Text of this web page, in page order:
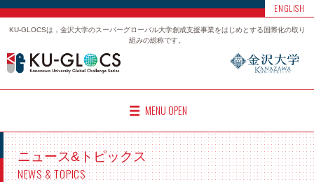
ENGLISH
KU-GLOCSは，金沢大学のスーパーグローバル大学創成支援事業をはじめとする国際化の取り
組みの総称です。
MENU OPEN
ニュース&トピックス
NEWS & TOPICS